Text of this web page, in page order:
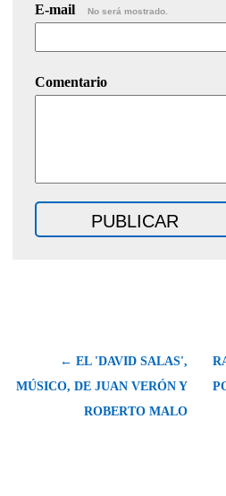
E-mail No será mostrado.
Comentario
← EL 'DAVID SALAS',
MÚSICO, DE JUAN VERÓN Y
ROBERTO MALO